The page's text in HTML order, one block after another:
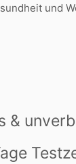
und
&